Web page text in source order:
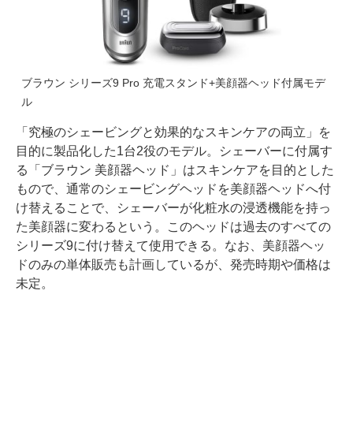
ブラウン シリーズ9 Pro 充電スタンド+美顔器ヘッド付属モデ
ル
「究極のシェービングと効果的なスキンケアの両立」を
目的に製品化した1台2役のモデル。シェーバーに付属す
る「ブラウン 美顔器ヘッド」はスキンケアを目的とした
もので、通常のシェービングヘッドを美顔器ヘッドへ付
け替えることで、シェーバーが化粧水の浸透機能を持っ
た美顔器に変わるという。このヘッドは過去のすべての
シリーズ9に付け替えて使用できる。なお、美顔器ヘッ
ドのみの単体販売も計画しているが、発売時期や価格は
未定。